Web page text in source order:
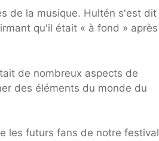
de la musique. Hultén s'est dit
qu'il était « à fond » après
de nombreux aspects de
des éléments du monde du
les futurs fans de notre festival